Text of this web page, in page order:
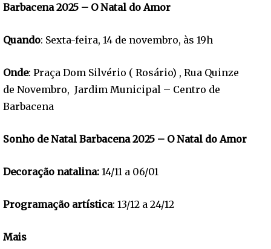
Barbacena 2025 – O Natal do Amor
Quando: Sexta-feira, 14 de novembro, às 19h
Onde: Praça Dom Silvério ( Rosário) , Rua Quinze
de Novembro, Jardim Municipal – Centro de
Barbacena
Sonho de Natal Barbacena 2025 – O Natal do Amor
Decoração natalina: 14/11 a 06/01
Programação artística: 13/12 a 24/12
Mais